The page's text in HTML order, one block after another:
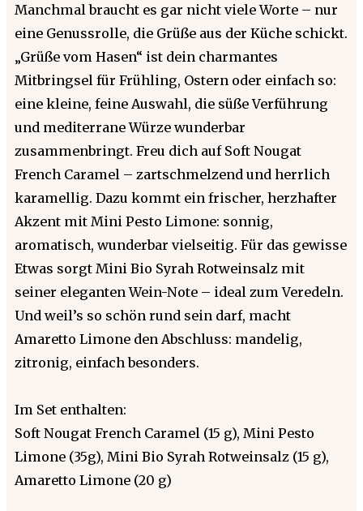
Manchmal braucht es gar nicht viele Worte – nur
eine Genussrolle, die Grüße aus der Küche schickt.
„Grüße vom Hasen“ ist dein charmantes
Mitbringsel für Frühling, Ostern oder einfach so:
eine kleine, feine Auswahl, die süße Verführung
und mediterrane Würze wunderbar
zusammenbringt. Freu dich auf Soft Nougat
French Caramel – zartschmelzend und herrlich
karamellig. Dazu kommt ein frischer, herzhafter
Akzent mit Mini Pesto Limone: sonnig,
aromatisch, wunderbar vielseitig. Für das gewisse
Etwas sorgt Mini Bio Syrah Rotweinsalz mit
seiner eleganten Wein-Note – ideal zum Veredeln.
Und weil’s so schön rund sein darf, macht
Amaretto Limone den Abschluss: mandelig,
zitronig, einfach besonders.
Im Set enthalten:
Soft Nougat French Caramel (15 g), Mini Pesto
Limone (35g), Mini Bio Syrah Rotweinsalz (15 g),
Amaretto Limone (20 g)